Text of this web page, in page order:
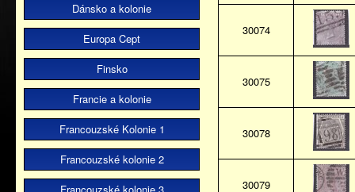
Dánsko a kolonie
Europa Cept
Finsko
Francie a kolonie
Francouzské Kolonie 1
Francouzské kolonie 2
30074
30075
30078
30079